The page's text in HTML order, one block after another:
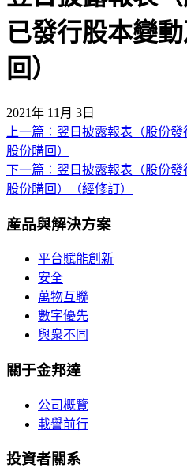
已發行股本變
回）
2021年 11月 3日
文
章
導
覽
上一篇：翌日披露報表（股份
股份購回）
下一篇：翌日披露報表（股份
股份購回）（經修訂）
産品與解決方案
平台賦能創新
安全
萬物互聯
數字優先
與衆不同
關于金邦達
公司概覽
載譽前行
投資者關系